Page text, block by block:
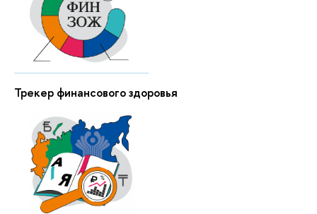
Трекер финансового здоровья